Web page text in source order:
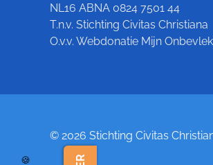
NL16 ABNA 0824 7501 44
T.n.v. Stichting Civitas Christiana
O.v.v. Webdonatie Mijn
© 2026 Stichting Civitas